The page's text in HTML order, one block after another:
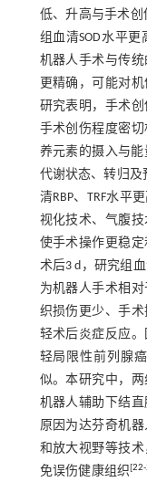
低、升高与手术
组血清SOD水平
机器人手术与传
更精确，可能对
研究表明，手术
手术创伤程度密
养元素的摄入与能
代谢状态、转归及
清RBP、TRF水平
视化技术、气腹技
使手术操作更稳定
术后3 d，研究组血
为机器人手术相
织损伤更少、手
轻术后炎症反应
轻局限性前列腺
似。本研究中，
机器人辅助下结
原因为达芬奇机
和放大视野等技
免误伤健康组织[22-